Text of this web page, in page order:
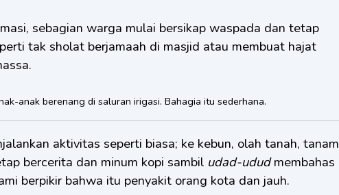
sebagian warga mulai bersikap waspada dan tetap
tak sholat berjamaah di masjid atau membuat hajat
anak berenang di saluran irigasi. Bahagia itu sederhana.
aktivitas seperti biasa; ke kebun, olah tanah, tanam
bercerita dan minum kopi sambil udad-ududmembahas
berpikir bahwa itu penyakit orang kota dan jauh.